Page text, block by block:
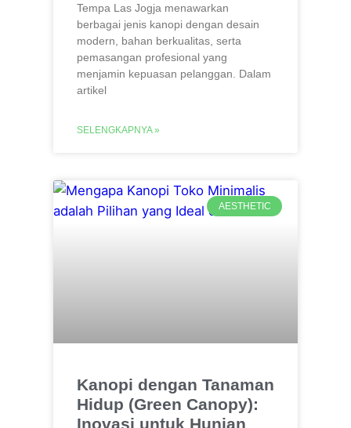
Tempa Las Jogja menawarkan
berbagai jenis kanopi dengan desain
modern, bahan berkualitas, serta
pemasangan profesional yang
menjamin kepuasan pelanggan. Dalam
artikel
SELENGKAPNYA »
AESTHETIC
Kanopi dengan Tanaman
Hidup (Green Canopy):
Inovasi untuk Hunian